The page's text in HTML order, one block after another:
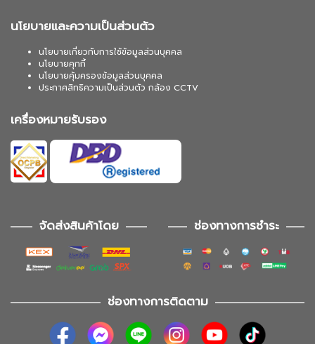
นโยบายและความเป็นส่วนตัว
นโยบายเกี่ยวกับการใช้ข้อมูลส่วนบุคคล
นโยบายคุกกี้
นโยบายคุ้มครองข้อมูลส่วนบุคคล
ประกาศสิทธิความเป็นส่วนตัว กล้อง CCTV
เครื่องหมายรับรอง
จัดส่งสินค้าโดย ช่องทางการชำระ
ช่องทางการติดตาม